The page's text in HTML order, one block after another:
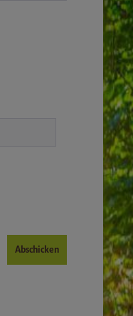
Abschicken